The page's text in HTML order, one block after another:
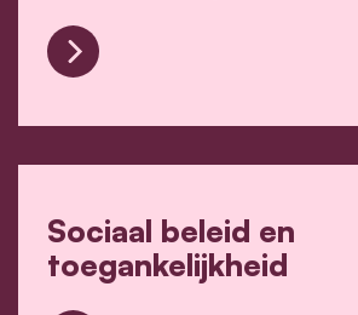
Milieu, klimaat en dierenwelzijn
Sociaal beleid en
toegankelijkheid